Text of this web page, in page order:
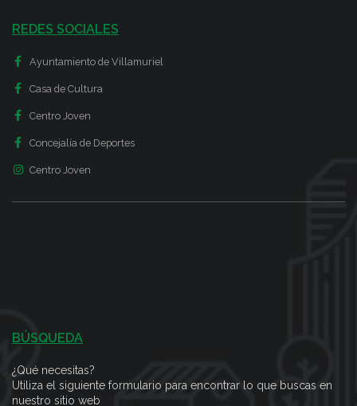
REDES SOCIALES
Ayuntamiento de Villamuriel
Casa de Cultura
Centro Joven
Concejalía de Deportes
Centro Joven
BÚSQUEDA
¿Qué necesitas?
Utiliza el siguiente formulario para encontrar lo que buscas en
nuestro sitio web